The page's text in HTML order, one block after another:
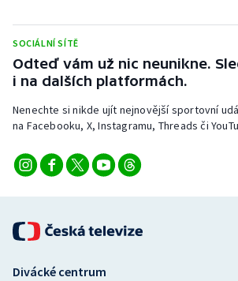
SOCIÁLNÍ SÍTĚ
Odteď vám už nic neunikne.
i na dalších platformách.
Nenechte si nikde ujít nejnovější sportovní
na Facebooku, X, Instagramu, Threads či
Divácké centrum